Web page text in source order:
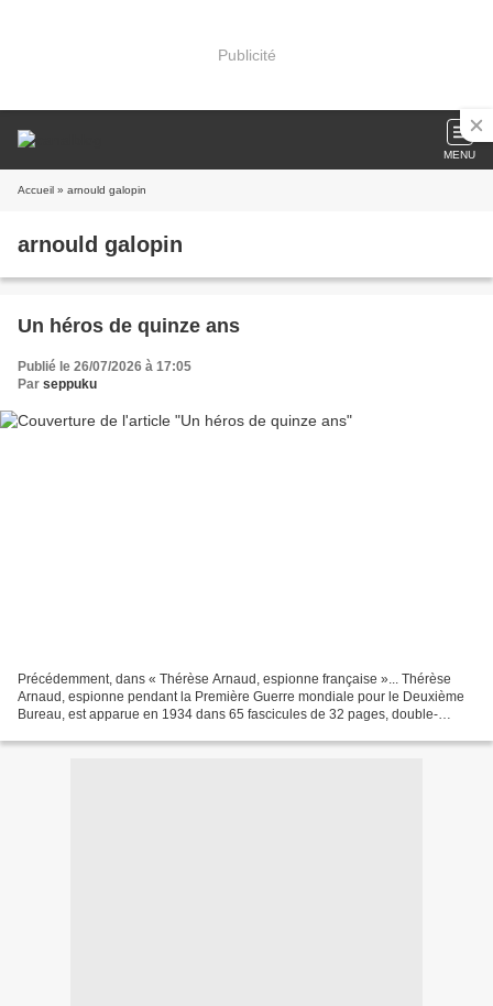
Publicité
MENU
Accueil » arnould galopin
arnould galopin
Un héros de quinze ans
Publié le 26/07/2026 à 17:05
Par seppuku
Précédemment, dans « Thérèse Arnaud, espionne française »... Thérèse
Arnaud, espionne pendant la Première Guerre mondiale pour le Deuxième
Bureau, est apparue en 1934 dans 65 fascicules de 32 pages, double-